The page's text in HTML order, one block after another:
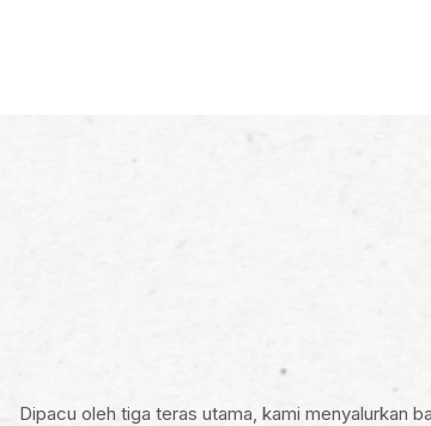
Dipacu oleh tiga teras utama, kami menyalurkan